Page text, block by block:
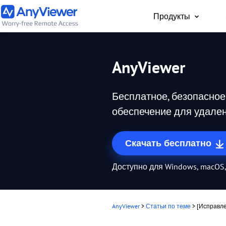
Продукты
компьютеру с ПК,
мира
AnyViewer
Бесплатное,
обеспечение для
Скачать бесплатно
Доступно для Windows,
AnyViewer > Статьи по теме >